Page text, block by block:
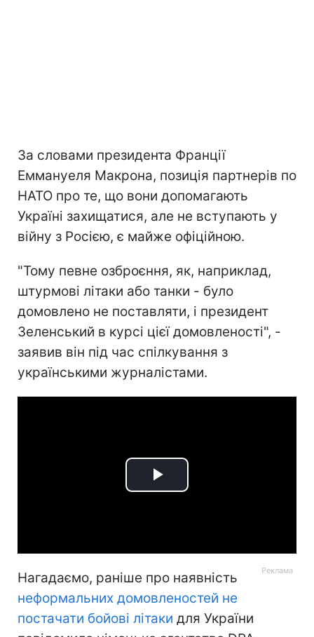
За словами президента Франції
Еммануеля Макрона, позиція партнерів по
НАТО про те, що вони допомагають
Україні захищатися, але не вступають у
війну з Росією, є майже офіційною.
"Тому певне озброєння, як, наприклад,
штурмові літаки або танки - було
домовлено не поставляти, і президент
Зеленський в курсі цієї домовленості", -
заявив він під час спілкування з
українськими журналістами.
Play
Нагадаємо, раніше про наявність
неформальних домовленостей не
постачати бойові літаки для України